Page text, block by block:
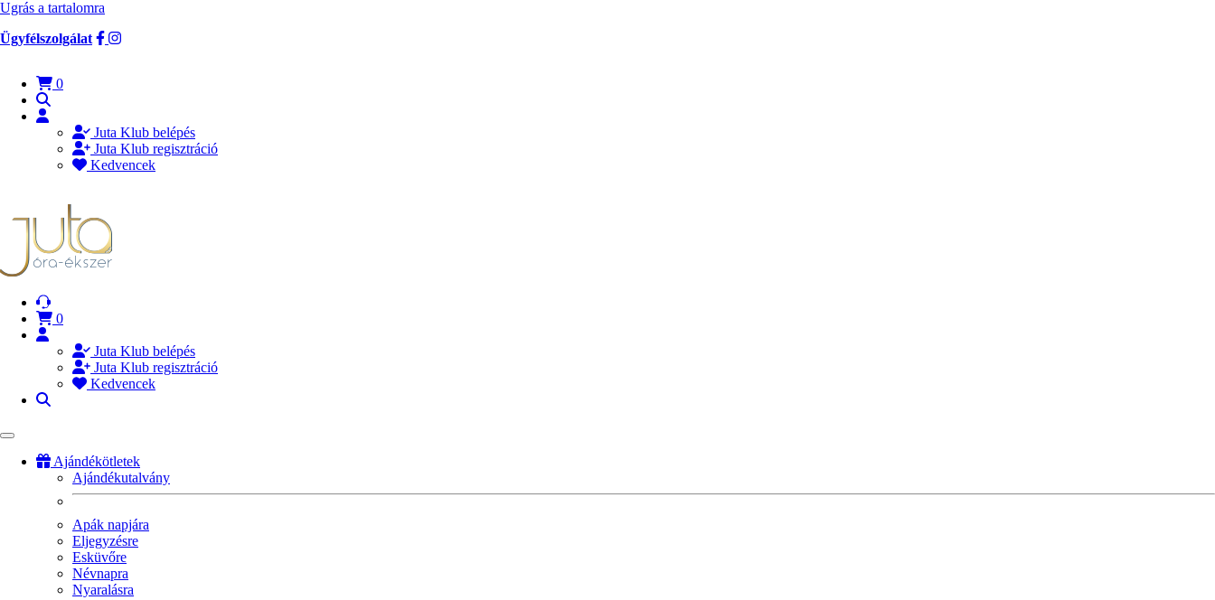
Ugrás a tartalomra
Ügyfélszolgálat
0
Juta Klub belépés
Juta Klub regisztráció
Kedvencek
0
Juta Klub belépés
Juta Klub regisztráció
Kedvencek
Ajándékötletek
Ajándékutalvány
Apák napjára
Eljegyzésre
Esküvőre
Névnapra
Nyaralásra